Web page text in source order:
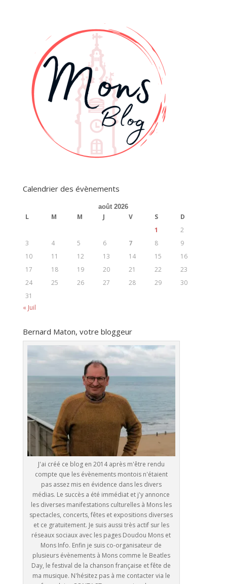
Calendrier des évènements
août 2026
L M M J V S
D
1
2
3
4 5 6 7 8
9
10
11 12 13 14 15
16
17
18 19 20 21 22
23
24
25 26 27 28 29
30
31
« Juil
Bernard Maton, votre bloggeur
J'ai créé ce blog en 2014 après m'être rendu
compte que les évènements montois n'étaient
pas assez mis en évidence dans les divers
médias. Le succès a été immédiat et j'y annonce
les diverses manifestations culturelles à Mons les
spectacles, concerts, fêtes et expositions diverses
et ce gratuitement. Je suis aussi très actif sur les
réseaux sociaux avec les pages Doudou Mons et
Mons Info. Enfin je suis co-organisateur de
plusieurs évènements à Mons comme le Beatles
Day, le festival de la chanson française et fête de
ma musique. N'hésitez pas à me contacter via le